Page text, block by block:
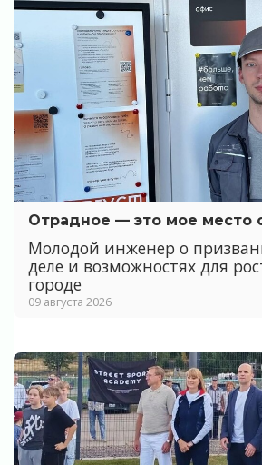
Отрадное — это мое место
Молодой инженер о
деле и возможностях для
городе
09 августа 2026